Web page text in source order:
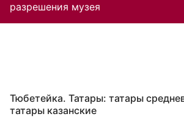
разрешения музея
Тюбетейка. Татары: татары
татары казанские